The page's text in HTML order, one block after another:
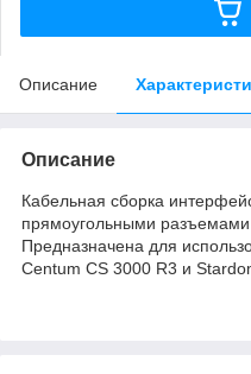
Описание
Описание
Кабельная сборка
прямоугольными разъемами
Предназначена для
Centum CS 3000 R3 и